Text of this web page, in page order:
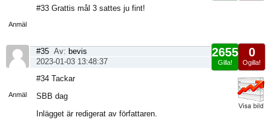
Anmäl
#33 Grattis mål 3 sattes ju fint!
Anmäl
0
Ogilla!
2655
Gilla!
#35 Av: bevis
2023-01-03 13:48:37
#34 Tackar
SBB dag
Inlägget är redigerat av författaren.